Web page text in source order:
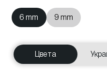
6 mm 9 mm
Цвета